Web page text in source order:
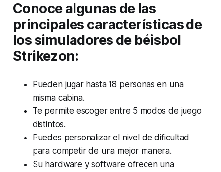
Conoce algunas de las
principales características de
los simuladores de béisbol
Strikezon:
Pueden jugar hasta 18 personas en una
misma cabina.
Te permite escoger entre 5 modos de juego
distintos.
Puedes personalizar el nivel de dificultad
para competir de una mejor manera.
Su hardware y software ofrecen una